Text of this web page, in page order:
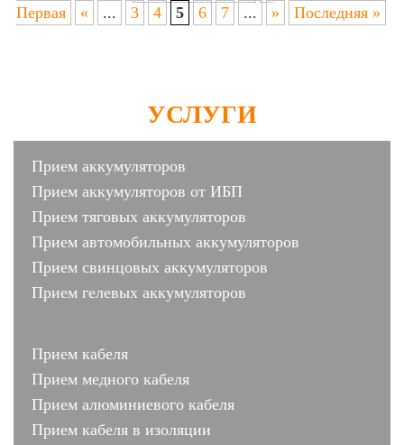
Первая
« ... 3 4 5 6 7 ... » Последняя »
УСЛУГИ
Прием аккумуляторов
Прием аккумуляторов от ИБП
Прием тяговых аккумуляторов
Прием автомобильных аккумуляторов
Прием свинцовых аккумуляторов
Прием гелевых аккумуляторов
Прием кабеля
Прием медного кабеля
Прием алюминиевого кабеля
Прием кабеля в изоляции